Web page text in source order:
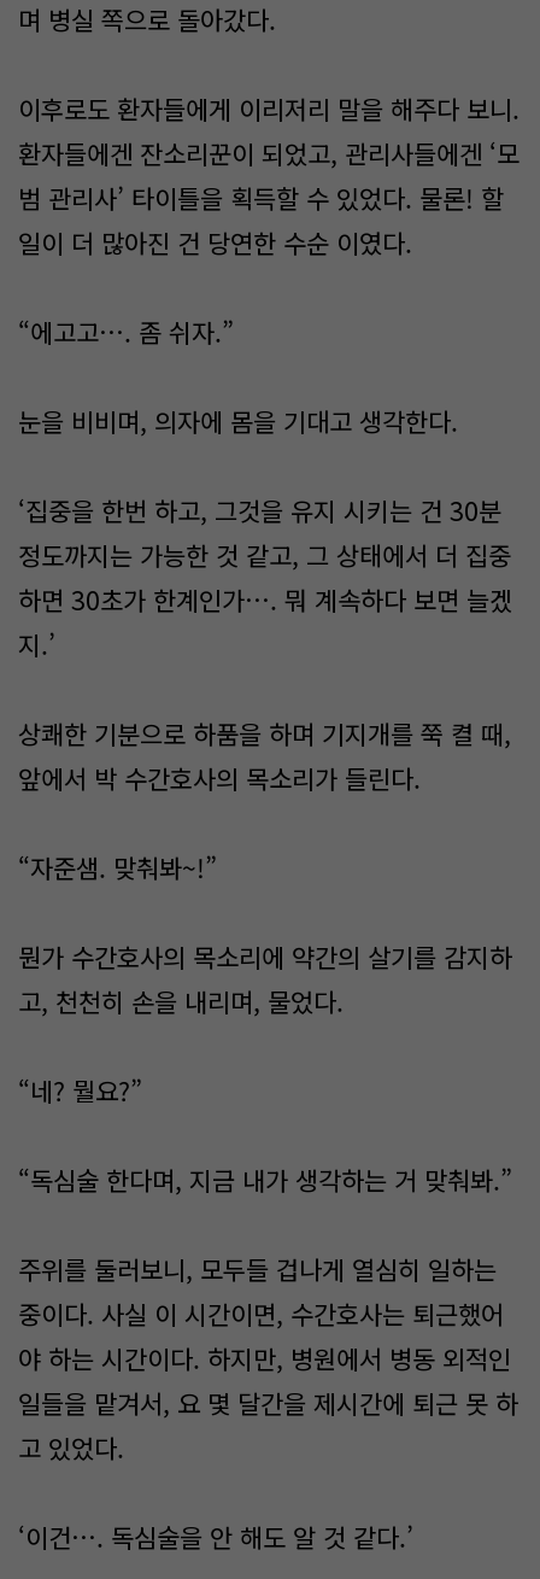
며 병실 쪽으로 돌아갔다.
이후로도 환자들에게 이리저리 말을 해주다 보니.
환자들에겐 잔소리꾼이 되었고, 관리사들에겐 ‘모
범 관리사’ 타이틀을 획득할 수 있었다. 물론! 할
일이 더 많아진 건 당연한 수순 이였다.
“에고고…. 좀 쉬자.”
눈을 비비며, 의자에 몸을 기대고 생각한다.
‘집중을 한번 하고, 그것을 유지 시키는 건 30분
정도까지는 가능한 것 같고, 그 상태에서 더 집중
하면 30초가 한계인가…. 뭐 계속하다 보면 늘겠
지.’
상쾌한 기분으로 하품을 하며 기지개를 쭉 켤 때,
앞에서 박 수간호사의 목소리가 들린다.
“자준샘. 맞춰봐~!”
뭔가 수간호사의 목소리에 약간의 살기를 감지하
고, 천천히 손을 내리며, 물었다.
“네? 뭘요?”
“독심술 한다며, 지금 내가 생각하는 거 맞춰봐.”
주위를 둘러보니, 모두들 겁나게 열심히 일하는
중이다. 사실 이 시간이면, 수간호사는 퇴근했어
야 하는 시간이다. 하지만, 병원에서 병동 외적인
일들을 맡겨서, 요 몇 달간을 제시간에 퇴근 못 하
고 있었다.
‘이건…. 독심술을 안 해도 알 것 같다.’